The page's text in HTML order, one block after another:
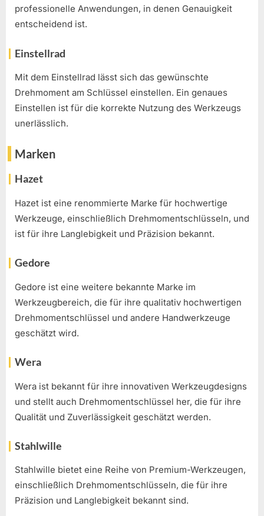
professionelle Anwendungen, in denen Genauigkeit
entscheidend ist.
Einstellrad
Mit dem Einstellrad lässt sich das gewünschte
Drehmoment am Schlüssel einstellen. Ein genaues
Einstellen ist für die korrekte Nutzung des Werkzeugs
unerlässlich.
Marken
Hazet
Hazet ist eine renommierte Marke für hochwertige
Werkzeuge, einschließlich Drehmomentschlüsseln, und
ist für ihre Langlebigkeit und Präzision bekannt.
Gedore
Gedore ist eine weitere bekannte Marke im
Werkzeugbereich, die für ihre qualitativ hochwertigen
Drehmomentschlüssel und andere Handwerkzeuge
geschätzt wird.
Wera
Wera ist bekannt für ihre innovativen Werkzeugdesigns
und stellt auch Drehmomentschlüssel her, die für ihre
Qualität und Zuverlässigkeit geschätzt werden.
Stahlwille
Stahlwille bietet eine Reihe von Premium-Werkzeugen,
einschließlich Drehmomentschlüsseln, die für ihre
Präzision und Langlebigkeit bekannt sind.